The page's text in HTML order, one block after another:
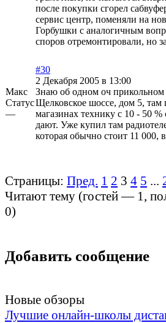
после покупки сгорел
сервис центр, поменяли на
Горбушки с аналогичным
споров отремонтировали, но
Макс
Статус
—
#30
2 Декабря 2005 в 13:00
Знаю об одном оч прикольном
Щелковское шоссе, дом 5,
магазинах технику с 10 - 50
дают. Уже купил там
которая обычно стоит 11 000,
Страницы: Пред. 1 2 3 4 5 ...
Читают тему (гостей — 1,
0)
Добавить сообщение
Новые обзоры
Лучшие онлайн-школы